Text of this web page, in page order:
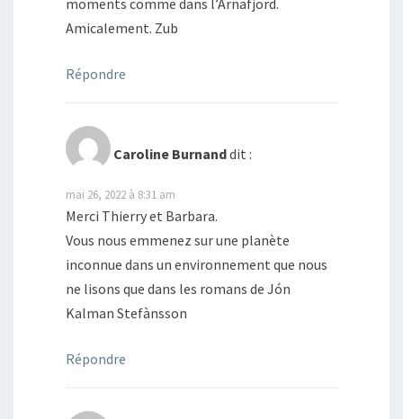
moments comme dans l’Arnafjord.
Amicalement. Zub
Répondre
Caroline Burnanddit :
mai 26, 2022 à 8:31 am
Merci Thierry et Barbara.
Vous nous emmenez sur une planète
inconnue dans un environnement que nous
ne lisons que dans les romans de Jón
Kalman Stefànsson
Répondre